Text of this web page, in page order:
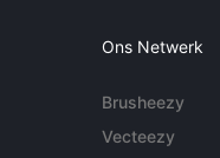
Ons Netwerk
Brusheezy
Vecteezy